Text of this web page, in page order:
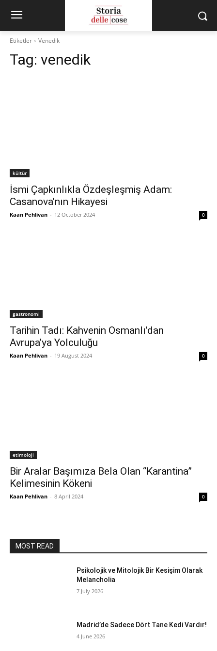
Etiketler Venedik
Tag: venedik
kültür
İsmi Çapkınlıkla Özdeşleşmiş Adam:
Casanova’nın Hikayesi
Kaan Pehlivan - 12 October 2024 0
gastronomi
Tarihin Tadı: Kahvenin Osmanlı’dan
Avrupa’ya Yolculuğu
Kaan Pehlivan - 19 August 2024 0
etimoloji
Bir Aralar Başımıza Bela Olan “Karantina”
Kelimesinin Kökeni
Kaan Pehlivan - 8 April 2024 0
MOST READ
Psikolojik ve Mitolojik Bir Kesişim Olarak
Melancholia
7 July 2026
Madrid’de Sadece Dört Tane Kedi Vardır!
4 June 2026